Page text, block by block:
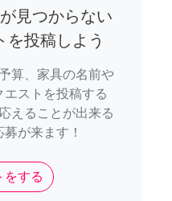
見つからない
を投稿しよう
算、家具の名前や
ストを投稿する
えることが出来る
が来ます！
をする